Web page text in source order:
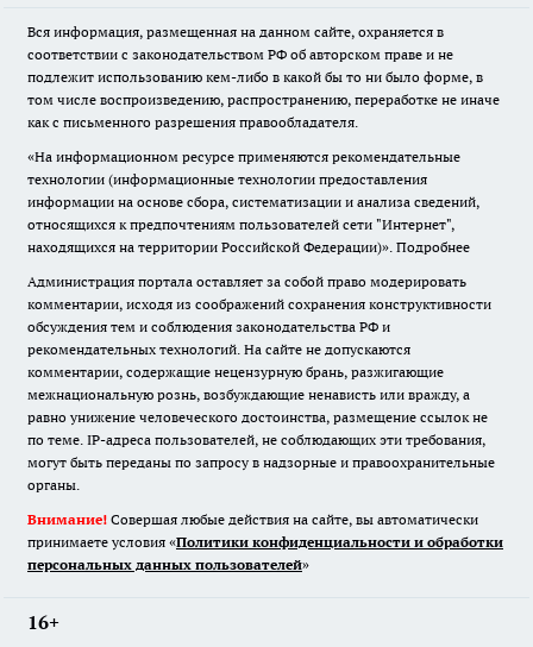
Вся информация, размещенная на данном сайте, охраняется в
соответствии с законодательством РФ об авторском праве и не
подлежит использованию кем-либо в какой бы то ни было форме, в
том числе воспроизведению, распространению, переработке не иначе
как с письменного разрешения правообладателя.
«На информационном ресурсе применяются рекомендательные
технологии (информационные технологии предоставления
информации на основе сбора, систематизации и анализа сведений,
относящихся к предпочтениям пользователей сети "Интернет",
находящихся на территории Российской Федерации)». Подробнее
Администрация портала оставляет за собой право модерировать
комментарии, исходя из соображений сохранения конструктивности
обсуждения тем и соблюдения законодательства РФ и
рекомендательных технологий. На сайте не допускаются
комментарии, содержащие нецензурную брань, разжигающие
межнациональную рознь, возбуждающие ненависть или вражду, а
равно унижение человеческого достоинства, размещение ссылок не
по теме. IP-адреса пользователей, не соблюдающих эти требования,
могут быть переданы по запросу в надзорные и правоохранительные
органы.
Внимание! Совершая любые действия на сайте, вы автоматически
принимаете условия «Политики конфиденциальности и обработки
персональных данных пользователей»
16+